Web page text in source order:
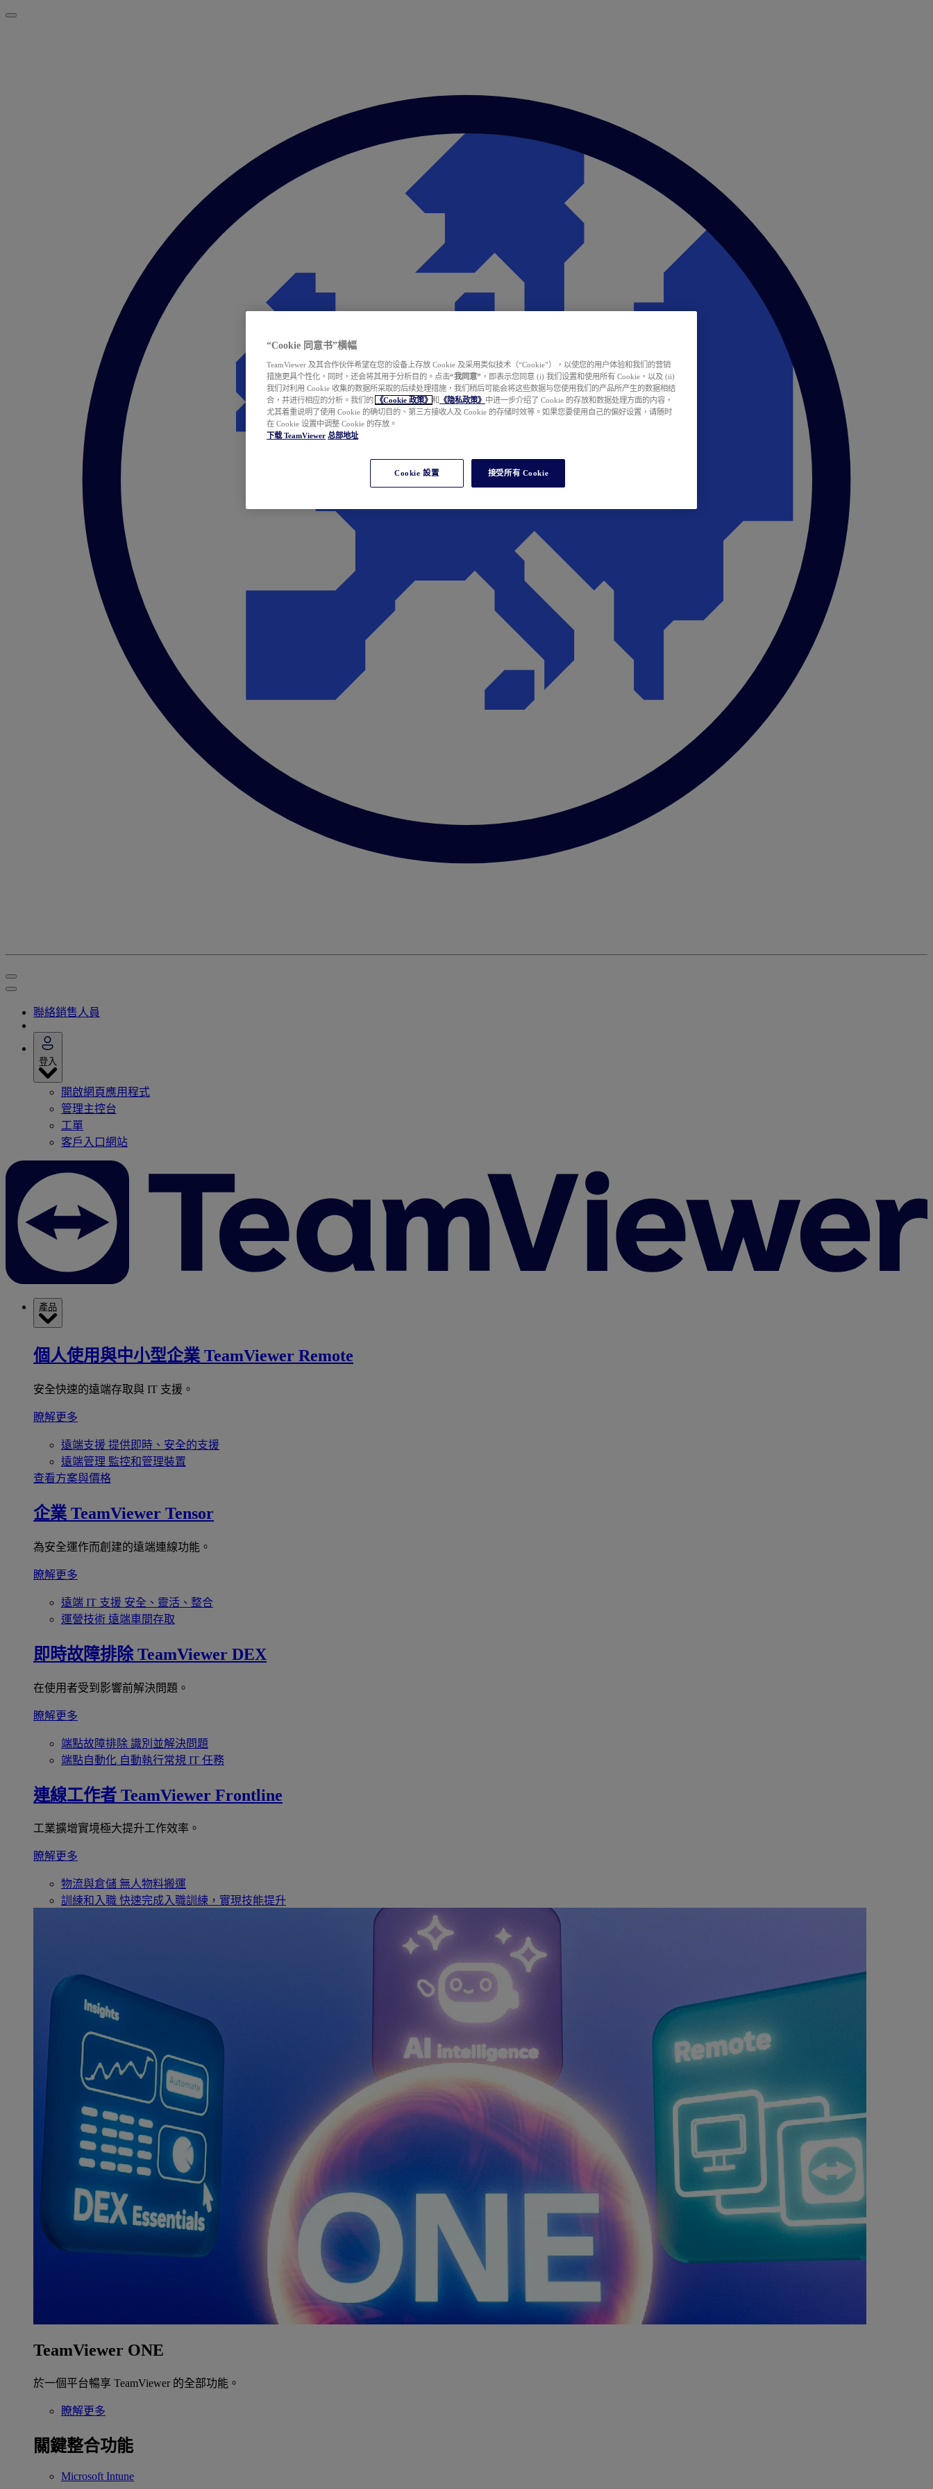
聯絡銷售人員
登入
開啟網頁應用程式
管理主控台
工單
客戶入口網站
產品
個人使用與中小型企業 TeamViewer Remote
安全快速的遠端存取與 IT 支援。
瞭解更多
遠端支援 提供即時、安全的支援
遠端管理 監控和管理裝置
查看方案與價格
企業 TeamViewer Tensor
為安全運作而創建的遠端連線功能。
瞭解更多
遠端 IT 支援 安全、靈活、整合
運營技術 遠端車間存取
即時故障排除 TeamViewer DEX
在使用者受到影響前解決問題。
瞭解更多
端點故障排除 識別並解決問題
端點自動化 自動執行常規 IT 任務
連線工作者 TeamViewer Frontline
工業擴增實境極大提升工作效率。
瞭解更多
物流與倉儲 無人物料搬運
訓練和入職 快速完成入職訓練，實現技能提升
TeamViewer ONE
於一個平台暢享 TeamViewer 的全部功能。
瞭解更多
關鍵整合功能
Microsoft Intune
“Cookie 同意书”横幅
TeamViewer 及其合作伙伴希望在您的设备上存放 Cookie 及采用类似技术（“Cookie”），以使您的用户体验和我们的营销
措施更具个性化，同时，还会将其用于分析目的。点击“我同意” ，即表示您同意 (i) 我们设置和使用所有 Cookie，以及 (ii)
我们对利用 Cookie 收集的数据所采取的后续处理措施，我们稍后可能会将这些数据与您使用我们的产品所产生的数据相结
合，并进行相应的分析。我们的
《Cookie 政策》 和 《隐私政策》 中进一步介绍了 Cookie 的存放和数据处理方面的内容，
尤其着重说明了使用 Cookie 的确切目的、第三方接收人及 Cookie 的存储时效等。如果您要使用自己的偏好设置，请随时
在 Cookie 设置中调整 Cookie 的存放。
下载 TeamViewer 总部地址
Cookie 設置 接受所有 Cookie